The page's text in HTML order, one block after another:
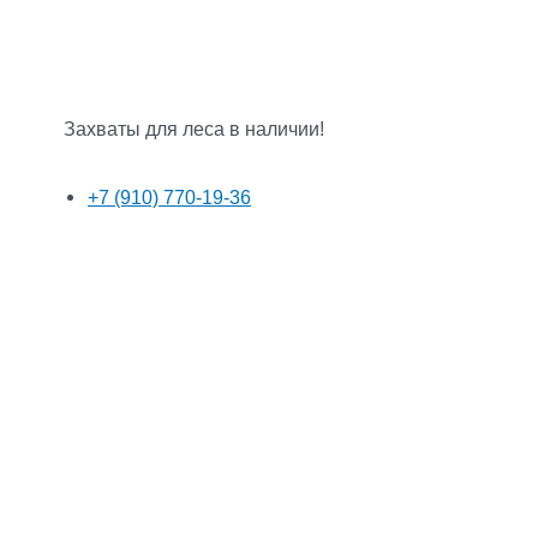
Захваты для леса в наличии!
+7 (910) 770-19-36